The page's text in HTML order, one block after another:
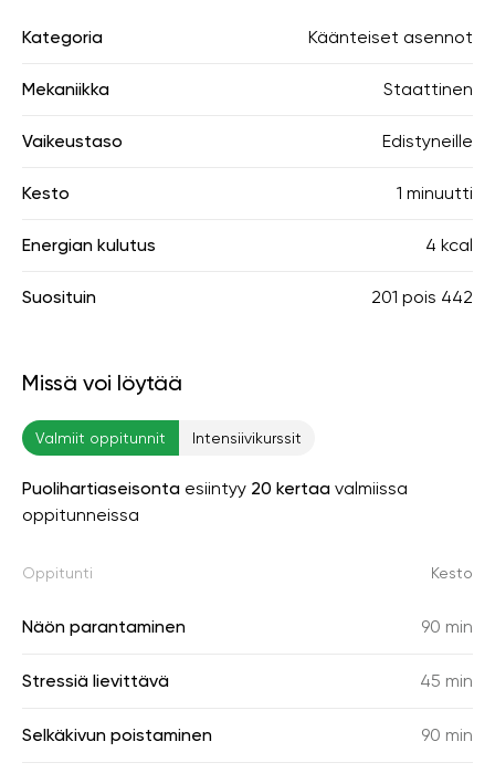
Kategoria Käänteiset asennot
Mekaniikka Staattinen
Vaikeustaso Edistyneille
Kesto 1 minuutti
Energian kulutus 4 kcal
Suosituin 201 pois 442
Missä voi löytää
Valmiit oppitunnit Intensiivikurssit
Puolihartiaseisonta esiintyy 20 kertaa valmiissa
oppitunneissa
Oppitunti Kesto
Näön parantaminen 90 min
Stressiä lievittävä 45 min
Selkäkivun poistaminen 90 min